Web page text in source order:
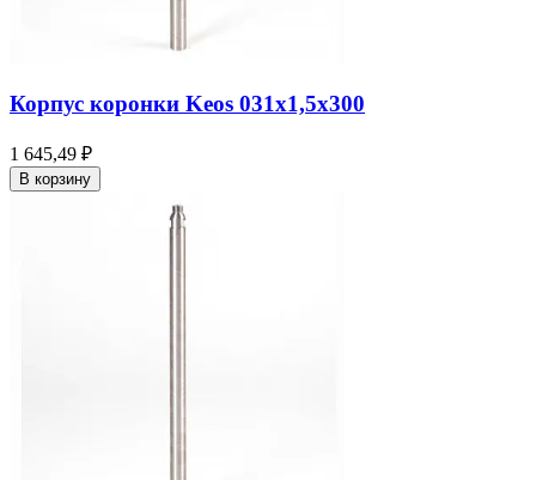
Корпус коронки Keos 031x1,5x300
1 645,49 ₽
В корзину